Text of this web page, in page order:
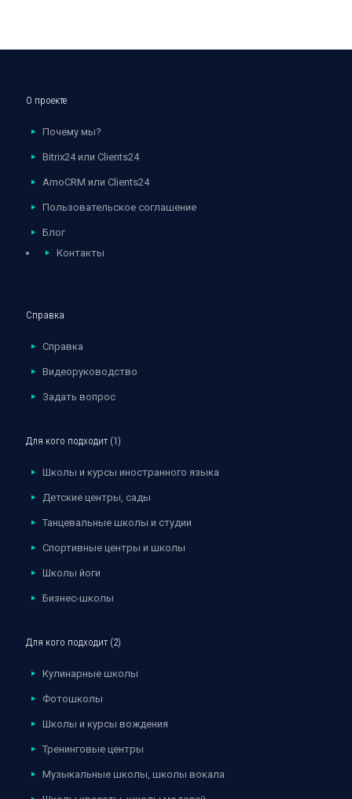
О проекте
Почему мы?
Bitrix24 или Clients24
AmoCRM или Clients24
Пользовательское соглашение
Блог
Контакты
Справка
Справка
Видеоруководство
Задать вопрос
Для кого подходит (1)
Школы и курсы иностранного языка
Детские центры, сады
Танцевальные школы и студии
Спортивные центры и школы
Школы йоги
Бизнес-школы
Для кого подходит (2)
Кулинарные школы
Фотошколы
Школы и курсы вождения
Тренинговые центры
Музыкальные школы, школы вокала